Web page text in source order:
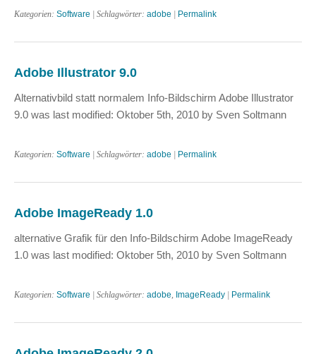
Kategorien: Software | Schlagwörter: adobe Permalink
Adobe Illustrator 9.0
Alternativbild statt normalem Info-Bildschirm Adobe Illustrator
9.0 was last modified: Oktober 5th, 2010 by Sven Soltmann
Kategorien: Software | Schlagwörter: adobe Permalink
Adobe ImageReady 1.0
alternative Grafik für den Info-Bildschirm Adobe ImageReady
1.0 was last modified: Oktober 5th, 2010 by Sven Soltmann
Kategorien: Software | Schlagwörter: adobe, ImageReady Permalink